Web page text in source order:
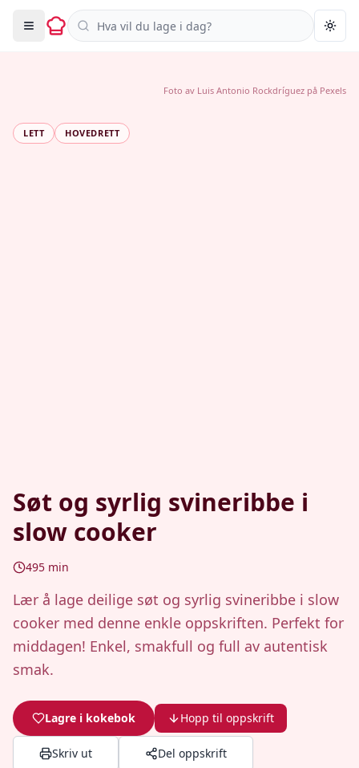
Søk i oppskrifter
LETT HOVEDRETT
Søt og syrlig svineribbe i
slow cooker
495 min
Lær å lage deilige søt og syrlig svineribbe i slow
cooker med denne enkle oppskriften. Perfekt for
middagen! Enkel, smakfull og full av autentisk
smak.
Lagre i kokebok Hopp til oppskrift
Skriv ut Del oppskrift
Foto av Luis Antonio Rockdríguez på Pexels